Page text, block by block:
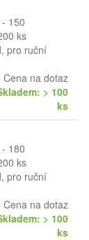
150
ks
pro ruční
Cena na dotaz
> 100
ks
180
ks
pro ruční
Cena na dotaz
> 100
ks